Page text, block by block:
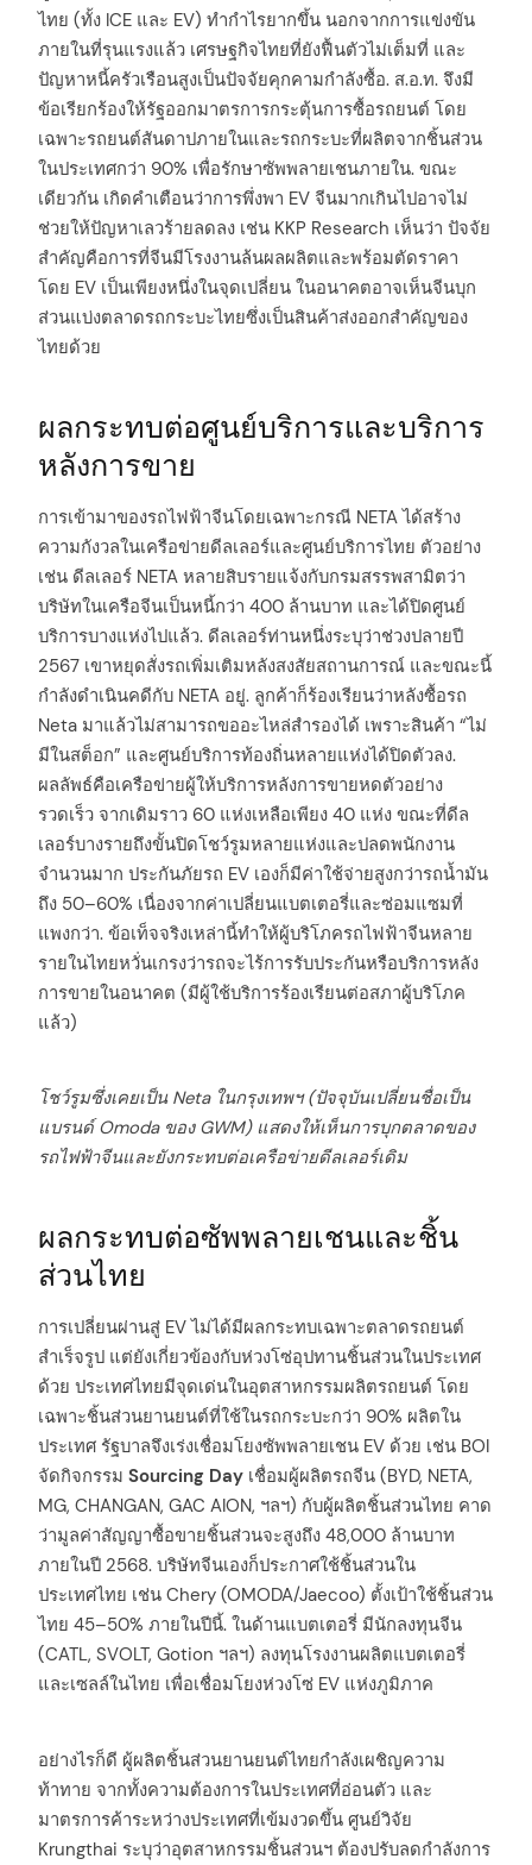
ไทย (ทั้ง ICE และ EV) ทำกำไรยากขึ้น นอกจากการแข่งขัน
ภายในที่รุนแรงแล้ว เศรษฐกิจไทยที่ยังฟื้นตัวไม่เต็มที่ และ
ปัญหาหนี้ครัวเรือนสูงเป็นปัจจัยคุกคามกำลังซื้อ. ส.อ.ท. จึงมี
ข้อเรียกร้องให้รัฐออกมาตรการกระตุ้นการซื้อรถยนต์ โดย
เฉพาะรถยนต์สันดาปภายในและรถกระบะที่ผลิตจากชิ้นส่วน
ในประเทศกว่า 90% เพื่อรักษาซัพพลายเชนภายใน. ขณะ
เดียวกัน เกิดคำเตือนว่าการพึ่งพา EV จีนมากเกินไปอาจไม่
ช่วยให้ปัญหาเลวร้ายลดลง เช่น KKP Research เห็นว่า ปัจจัย
สำคัญคือการที่จีนมีโรงงานล้นผลผลิตและพร้อมตัดราคา
โดย EV เป็นเพียงหนึ่งในจุดเปลี่ยน ในอนาคตอาจเห็นจีนบุก
ส่วนแบ่งตลาดรถกระบะไทยซึ่งเป็นสินค้าส่งออกสำคัญของ
ไทยด้วย
ผลกระทบต่อศูนย์บริการและบริการ
หลังการขาย
การเข้ามาของรถไฟฟ้าจีนโดยเฉพาะกรณี NETA ได้สร้าง
ความกังวลในเครือข่ายดีลเลอร์และศูนย์บริการไทย ตัวอย่าง
เช่น ดีลเลอร์ NETA หลายสิบรายแจ้งกับกรมสรรพสามิตว่า
บริษัทในเครือจีนเป็นหนี้กว่า 400 ล้านบาท และได้ปิดศูนย์
บริการบางแห่งไปแล้ว. ดีลเลอร์ท่านหนึ่งระบุว่าช่วงปลายปี
2567 เขาหยุดสั่งรถเพิ่มเติมหลังสงสัยสถานการณ์ และขณะนี้
กำลังดำเนินคดีกับ NETA อยู่. ลูกค้าก็ร้องเรียนว่าหลังซื้อรถ
Neta มาแล้วไม่สามารถขออะไหล่สำรองได้ เพราะสินค้า “ไม่
มีในสต็อก” และศูนย์บริการท้องถิ่นหลายแห่งได้ปิดตัวลง.
ผลลัพธ์คือเครือข่ายผู้ให้บริการหลังการขายหดตัวอย่าง
รวดเร็ว จากเดิมราว 60 แห่งเหลือเพียง 40 แห่ง ขณะที่ดีล
เลอร์บางรายถึงขั้นปิดโชว์รูมหลายแห่งและปลดพนักงาน
จำนวนมาก ประกันภัยรถ EV เองก็มีค่าใช้จ่ายสูงกว่ารถน้ำมัน
ถึง 50–60% เนื่องจากค่าเปลี่ยนแบตเตอรี่และซ่อมแซมที่
แพงกว่า. ข้อเท็จจริงเหล่านี้ทำให้ผู้บริโภครถไฟฟ้าจีนหลาย
รายในไทยหวั่นเกรงว่ารถจะไร้การรับประกันหรือบริการหลัง
การขายในอนาคต (มีผู้ใช้บริการร้องเรียนต่อสภาผู้บริโภค
แล้ว)
โชว์รูมซึ่งเคยเป็น Neta ในกรุงเทพฯ (ปัจจุบันเปลี่ยนชื่อเป็น
แบรนด์ Omoda ของ GWM) แสดงให้เห็นการบุกตลาดของ
รถไฟฟ้าจีนและยังกระทบต่อเครือข่ายดีลเลอร์เดิม
ผลกระทบต่อซัพพลายเชนและชิ้น
ส่วนไทย
การเปลี่ยนผ่านสู่ EV ไม่ได้มีผลกระทบเฉพาะตลาดรถยนต์
สำเร็จรูป แต่ยังเกี่ยวข้องกับห่วงโซ่อุปทานชิ้นส่วนในประเทศ
ด้วย ประเทศไทยมีจุดเด่นในอุตสาหกรรมผลิตรถยนต์ โดย
เฉพาะชิ้นส่วนยานยนต์ที่ใช้ในรถกระบะกว่า 90% ผลิตใน
ประเทศ รัฐบาลจึงเร่งเชื่อมโยงซัพพลายเชน EV ด้วย เช่น BOI
จัดกิจกรรม Sourcing Day เชื่อมผู้ผลิตรถจีน (BYD, NETA,
MG, CHANGAN, GAC AION, ฯลฯ) กับผู้ผลิตชิ้นส่วนไทย คาด
ว่ามูลค่าสัญญาซื้อขายชิ้นส่วนจะสูงถึง 48,000 ล้านบาท
ภายในปี 2568. บริษัทจีนเองก็ประกาศใช้ชิ้นส่วนใน
ประเทศไทย เช่น Chery (OMODA/Jaecoo) ตั้งเป้าใช้ชิ้นส่วน
ไทย 45–50% ภายในปีนี้. ในด้านแบตเตอรี่ มีนักลงทุนจีน
(CATL, SVOLT, Gotion ฯลฯ) ลงทุนโรงงานผลิตแบตเตอรี่
และเซลล์ในไทย เพื่อเชื่อมโยงห่วงโซ่ EV แห่งภูมิภาค
อย่างไรก็ดี ผู้ผลิตชิ้นส่วนยานยนต์ไทยกำลังเผชิญความ
ท้าทาย จากทั้งความต้องการในประเทศที่อ่อนตัว และ
มาตรการค้าระหว่างประเทศที่เข้มงวดขึ้น ศูนย์วิจัย
Krungthai ระบุว่าอุตสาหกรรมชิ้นส่วนฯ ต้องปรับลดกำลังการ